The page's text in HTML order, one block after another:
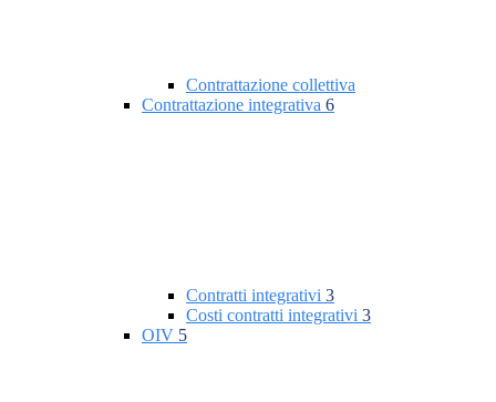
Contrattazione collettiva
Contrattazione integrativa 6
Contratti integrativi 3
Costi contratti integrativi 3
OIV 5